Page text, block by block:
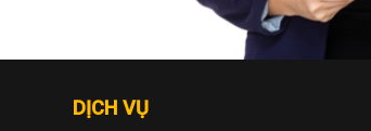
DỊCH VỤ